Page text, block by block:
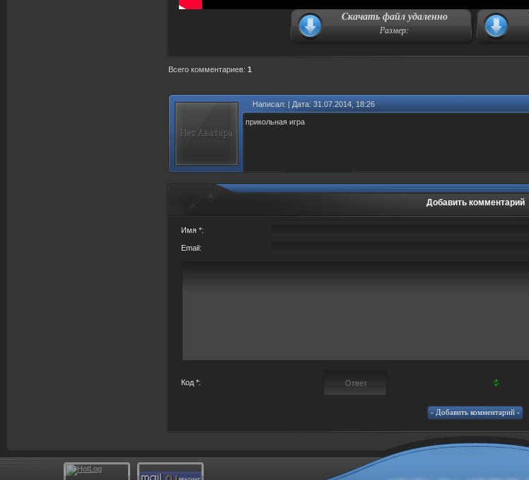
Скачать файл удаленно
Размер:
Всего комментариев: 1
Написал: | Дата: 31.07.2014, 18:26
прикольная игра
Добавить комментарий
Имя *:
Email:
Код *: